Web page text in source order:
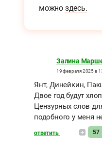
можно здесь.
Залина
19 февраля 2025 в
Янт, Динейкин,
Двое год будут
Цензурных слов
подобного у меня
ответить 57